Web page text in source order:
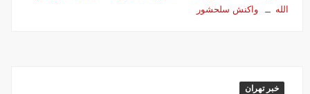
الله
واکنش سلحشور
خبر تهران